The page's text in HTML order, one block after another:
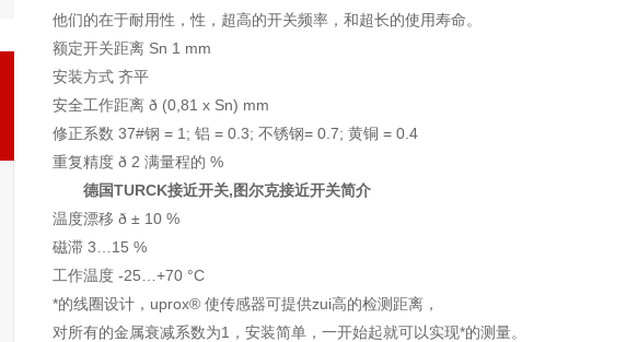
他们的在于耐用性，性，超高的开关频率，和超长的使用寿命。
额定开关距离 Sn 1 mm
安装方式 齐平
安全工作距离 ð (0,81 x Sn) mm
修正系数 37#钢 = 1; 铝 = 0.3; 不锈钢= 0.7; 黄铜 = 0.4
重复精度 ð 2 满量程的 %
德国TURCK接近开关,图尔克接近开关简介
温度漂移 ð ± 10 %
磁滞 3…15 %
工作温度 -25…+70 °C
*的线圈设计，uprox® 使传感器可提供zui高的检测距离，
对所有的金属衰减系数为1，安装简单，一开始起就可以实现*的测量。